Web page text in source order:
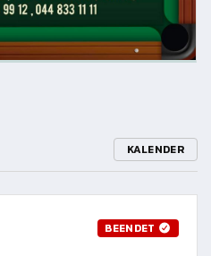
KALENDER
BEENDET